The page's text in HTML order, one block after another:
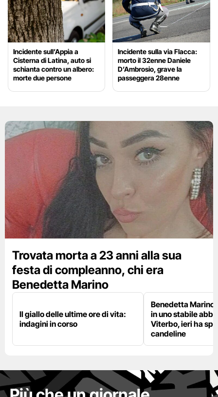
Incidente sull’Appia a
Cisterna di Latina, auto si
schianta contro un albero:
morte due persone
Incidente sulla via Flacca:
morto il 32enne Daniele
D’Ambrosio, grave la
passeggera 28enne
Trovata morta a 23 anni alla sua
festa di compleanno, chi era
Benedetta Marino
Il giallo delle ultime ore di vita:
indagini in corso
Benedetta Marino
in uno stabile
Viterbo, ieri ha
candeline